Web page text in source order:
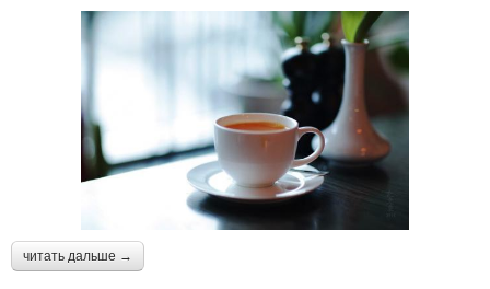
читать дальше →